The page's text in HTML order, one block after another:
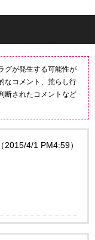
グが発生する可能性が
なコメント、荒らし行
断されたコメントなど
（2015/4/1 PM4:59）